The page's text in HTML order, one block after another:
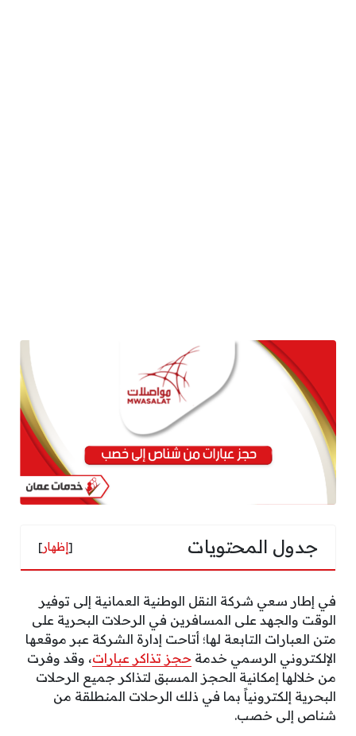
جدول المحتويات [إظهار]
في إطار سعي شركة النقل الوطنية العمانية إلى توفير
الوقت والجهد على المسافرين في الرحلات البحرية على
متن العبارات التابعة لها؛ أتاحت إدارة الشركة عبر موقعها
الإلكتروني الرسمي خدمة حجز تذاكر عبارات، وقد وفرت
من خلالها إمكانية الحجز المسبق لتذاكر جميع الرحلات
البحرية إلكترونياً بما في ذلك الرحلات المنطلقة من
شناص إلى خصب.